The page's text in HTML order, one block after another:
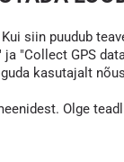
siin puudub
"Collect GPS
kasutajalt
Olge